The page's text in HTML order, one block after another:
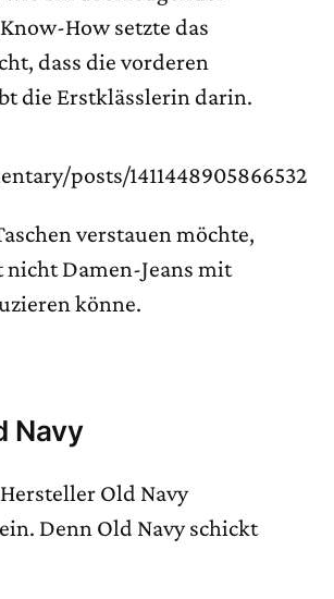
How setzte das
dass die vorderen
die Erstklässlerin darin.
posts/1411448905866532
verstauen möchte,
Damen-Jeans mit
könne.
Navy
Old Navy
Denn Old Navy schickt